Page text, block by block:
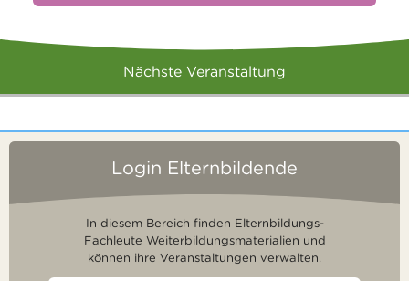
Nächste Veranstaltung
Login Elternbildende
In diesem Bereich finden Elternbildungs-
Fachleute Weiterbildungsmaterialien und
können ihre Veranstaltungen verwalten.